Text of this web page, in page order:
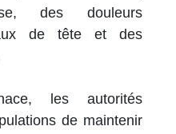
des douleurs
de tête et des
les autorités
de maintenir